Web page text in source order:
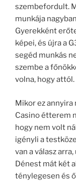
szembefordult.
munkája
Gyerekként
képei, és újra a
segéd munkás
szembe a
volna, hogy attól.
Mikor ez annyira
Casino étterem
hogy nem volt
igényli a
van a válasz
Dénest mát két
ténylegesen és